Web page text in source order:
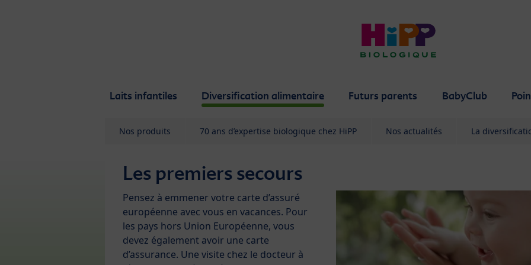
Laits infantiles Diversification alimentaire Futurs parents BabyClub
Nos produits 70 ans d’expertise biologique chez HiPP Nos actualités La
Les premiers secours
Pensez à emmener votre carte d’assuré
européenne avec vous en vacances. Pour
les pays hors Union Européenne, vous
devez également avoir une carte
d’assurance. Une visite chez le docteur à